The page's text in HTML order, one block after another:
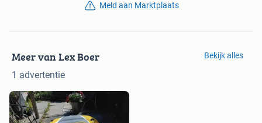
Meld aan Marktplaats
Meer van Lex Boer
1 advertentie
Bekijk alles